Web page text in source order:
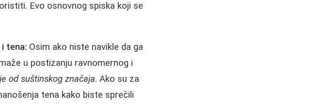
Evo osnovnog spiska koji se
tena: Osim ako niste navikle da ga
u postizanju ravnomernog i
od suštinskog značaja. Ako su za
tena kako biste sprečili